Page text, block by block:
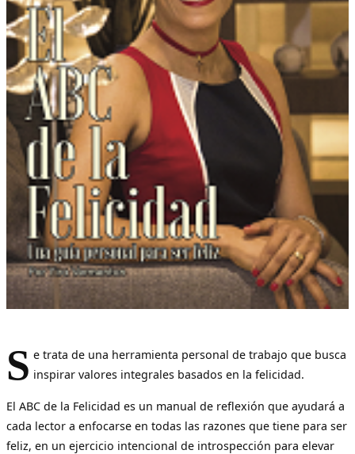
S e trata de una herramienta personal de trabajo que busca
inspirar valores integrales basados en la felicidad.
El ABC de la Felicidad es un manual de reflexión que ayudará a
cada lector a enfocarse en todas las razones que tiene para ser
feliz, en un ejercicio intencional de introspección para elevar